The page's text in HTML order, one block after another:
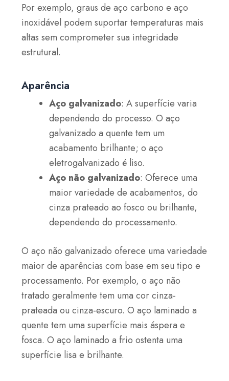
Por exemplo, graus de aço carbono e aço
inoxidável podem suportar temperaturas mais
altas sem comprometer sua integridade
estrutural.
Aparência
Aço galvanizado: A superfície varia
dependendo do processo. O aço
galvanizado a quente tem um
acabamento brilhante; o aço
eletrogalvanizado é liso.
Aço não galvanizado: Oferece uma
maior variedade de acabamentos, do
cinza prateado ao fosco ou brilhante,
dependendo do processamento.
O aço não galvanizado oferece uma variedade
maior de aparências com base em seu tipo e
processamento. Por exemplo, o aço não
tratado geralmente tem uma cor cinza-
prateada ou cinza-escuro. O aço laminado a
quente tem uma superfície mais áspera e
fosca. O aço laminado a frio ostenta uma
superfície lisa e brilhante.